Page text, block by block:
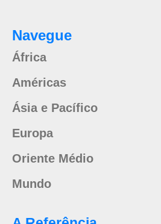
Navegue
África
Américas
Ásia e Pacífico
Europa
Oriente Médio
Mundo